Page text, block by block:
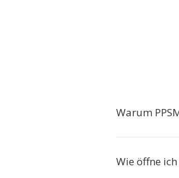
Warum
Wie öffne